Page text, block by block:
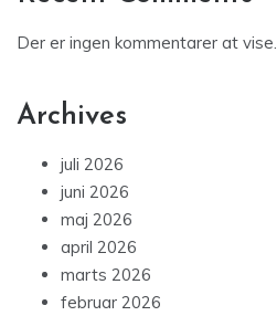
Der er ingen kommentarer at vise.
Archives
juli 2026
juni 2026
maj 2026
april 2026
marts 2026
februar 2026